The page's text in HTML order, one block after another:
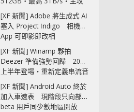
AI 記憶體
[XF 新聞] Adobe 將生成式 AI
塞入 Project Indigo 相機
App 可即影即改相
[XF 新聞] Winamp 夥拍
Deezer 準備強勢回歸 2027
上半年登場‧重新定義串流音
樂播放器
[XF 新聞] Android Auto 終於
加入車速表 現階段只向部分
beta 用戶同少數地區開放